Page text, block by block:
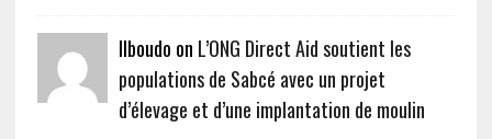
Ilboudo on L’ONG Direct Aid soutient les
populations de Sabcé avec un projet
d’élevage et d’une implantation de moulin